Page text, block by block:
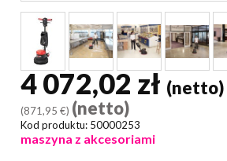
4 072,02 zł (netto)
(871,95 €) (netto)
Kod produktu: 50000253
maszyna z akcesoriami